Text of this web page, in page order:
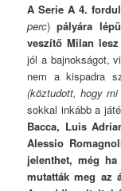
A Serie A 4.
perc)pályára
veszítő Milan
jól a bajnokságot,
nem a kispadra
(köztudott, hogy
sokkal inkább a
Bacca, Luis
Alessio
jelenthet, még
mutatták meg az